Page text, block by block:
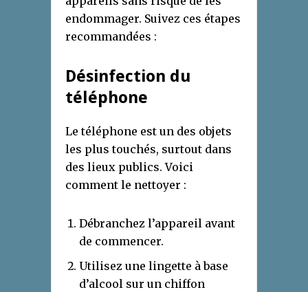
endommager. Suivez ces étapes
recommandées :
Désinfection du
téléphone
Le téléphone est un des objets
les plus touchés, surtout dans
des lieux publics. Voici
comment le nettoyer :
Débranchez l’appareil avant
de commencer.
Utilisez une lingette à base
d’alcool sur un chiffon